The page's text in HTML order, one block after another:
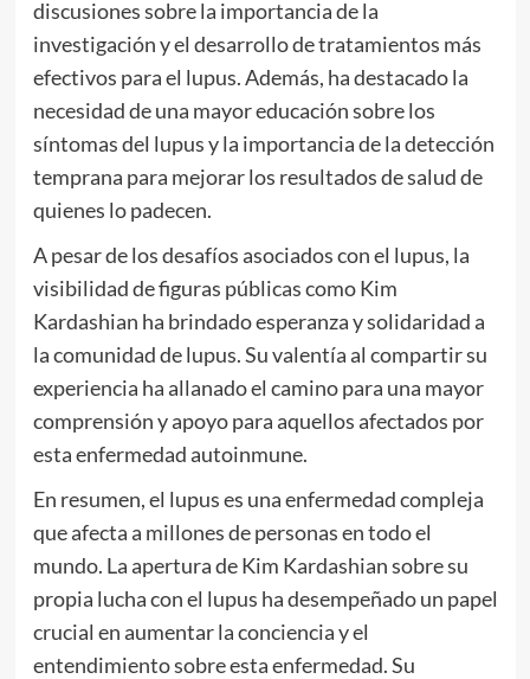
discusiones sobre la importancia de la
investigación y el desarrollo de tratamientos más
efectivos para el lupus. Además, ha destacado la
necesidad de una mayor educación sobre los
síntomas del lupus y la importancia de la detección
temprana para mejorar los resultados de salud de
quienes lo padecen.
A pesar de los desafíos asociados con el lupus, la
visibilidad de figuras públicas como Kim
Kardashian ha brindado esperanza y solidaridad a
la comunidad de lupus. Su valentía al compartir su
experiencia ha allanado el camino para una mayor
comprensión y apoyo para aquellos afectados por
esta enfermedad autoinmune.
En resumen, el lupus es una enfermedad compleja
que afecta a millones de personas en todo el
mundo. La apertura de Kim Kardashian sobre su
propia lucha con el lupus ha desempeñado un papel
crucial en aumentar la conciencia y el
entendimiento sobre esta enfermedad. Su